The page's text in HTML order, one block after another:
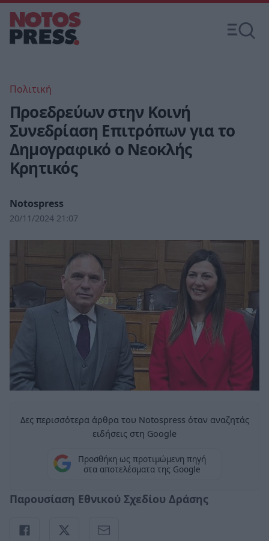
Πολιτική
Προεδρεύων στην Κοινή
Συνεδρίαση Επιτρόπων για το
Δημογραφικό ο Νεοκλής
Κρητικός
Notospress
20/11/2024 21:07
Δες περισσότερα άρθρα του Notospress όταν αναζητάς
ειδήσεις στη Google
Προσθήκη ως προτιμώμενη πηγή
στα αποτελέσματα της Google
Παρουσίαση Εθνικού Σχεδίου Δράσης